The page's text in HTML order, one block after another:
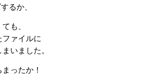
るか、
も、
ファイルに
いました。
ったか！